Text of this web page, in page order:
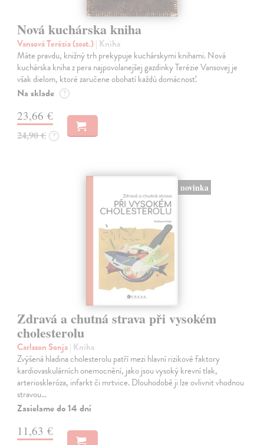
Nová kuchárska kniha
Vansová Terézia (zost.)| Kniha
Máte pravdu, knižný trh prekypuje kuchárskymi knihami. Nová
kuchárska kniha z pera najpovolanejšej gazdinky Terézie Vansovej je
však dielom, ktoré zaručene obohatí každú domácnosť.
Na sklade ?
23,66 €
24,90 € ?
novinka
Zdravá a chutná strava při vysokém
cholesterolu
Carlsson Sonja| Kniha
Zvýšená hladina cholesterolu patří mezi hlavní rizikové faktory
kardiovaskulárních onemocnění, jako jsou vysoký krevní tlak,
arterioskleróza, infarkt či mrtvice. Dlouhodobě ji lze ovlivnit vhodnou
stravou…
Zasielame do 14 dní
11,63 €